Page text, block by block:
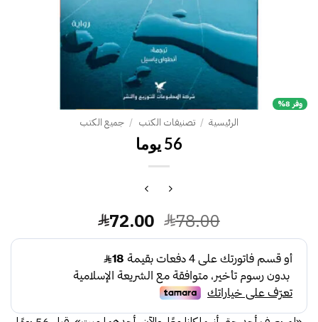
وفر 8%
الرئيسية / تصنيفات الكتب / جميع الكتب
56 يوما
78.00 السعر
الأصلي
هو:
78.00.
72.00 السعر
الحالي
72.00.